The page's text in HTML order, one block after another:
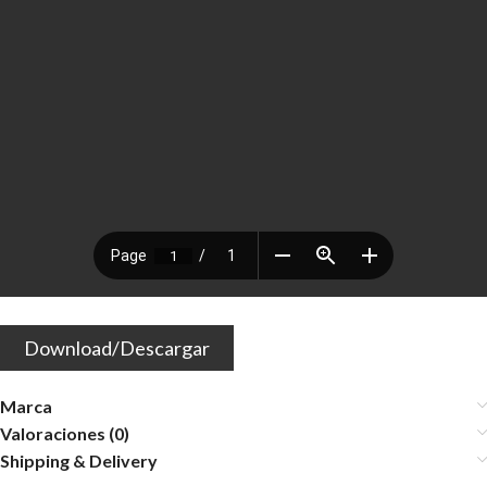
Download/Descargar
Marca
Valoraciones (0)
Shipping & Delivery